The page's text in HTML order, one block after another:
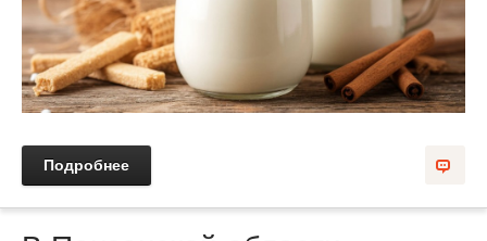
Подробнее